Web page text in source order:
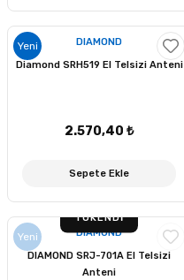
Yeni
DIAMOND
Diamond SRH519 El Telsizi Anteni
2.570,40 ₺
Sepete Ekle
Yeni
TÜKENDI
DIAMOND
DIAMOND SRJ-701A El Telsizi
Anteni